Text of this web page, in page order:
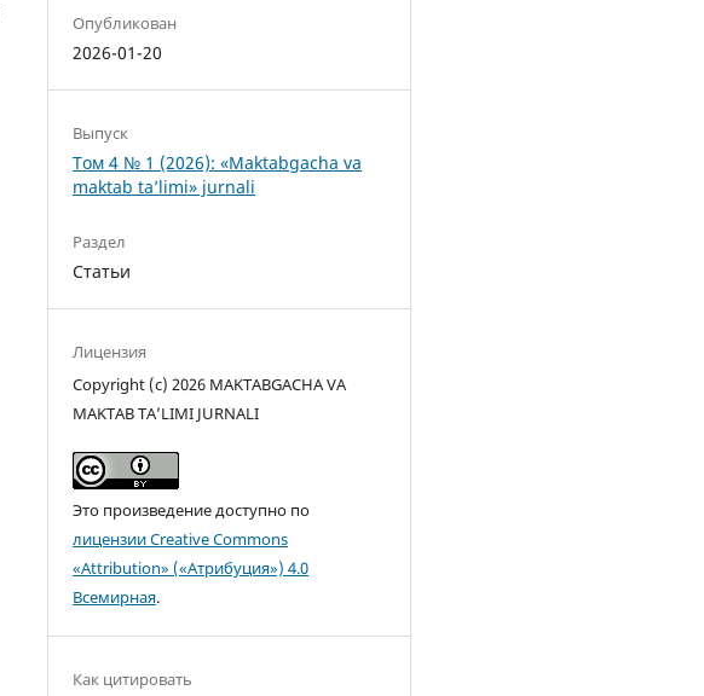
Опубликован
2026-01-20
Выпуск
Том 4 № 1 (2026): «Maktabgacha va
maktab ta’limi» jurnali
Раздел
Статьи
Лицензия
Copyright (c) 2026 MAKTABGACHA VA
MAKTAB TA’LIMI JURNALI
Это произведение доступно по
лицензии Creative Commons
«Attribution» («Атрибуция») 4.0
Всемирная.
Как цитировать